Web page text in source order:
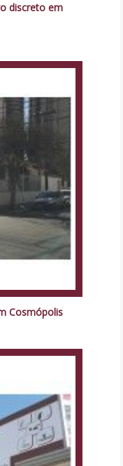
discreto em
Cosmópolis